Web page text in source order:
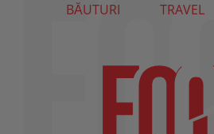
BĂUTURI
TRAVEL